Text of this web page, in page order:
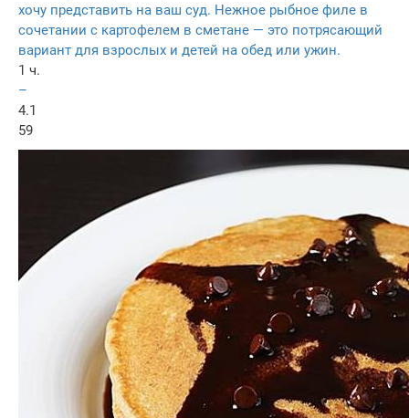
хочу представить на ваш суд. Нежное рыбное филе в
сочетании с картофелем в сметане — это потрясающий
вариант для взрослых и детей на обед или ужин.
1 ч.
–
4.1
59